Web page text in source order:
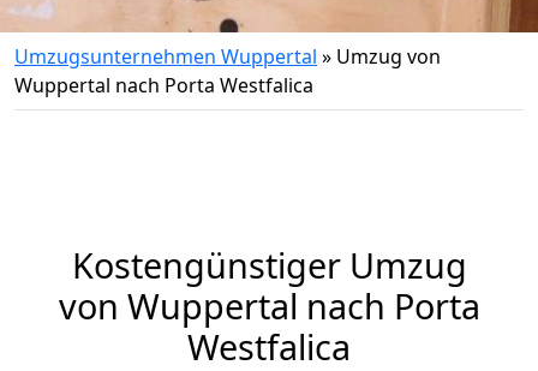
Umzugsunternehmen Wuppertal » Umzug von
Wuppertal nach Porta Westfalica
Kostengünstiger Umzug
von Wuppertal nach Porta
Westfalica